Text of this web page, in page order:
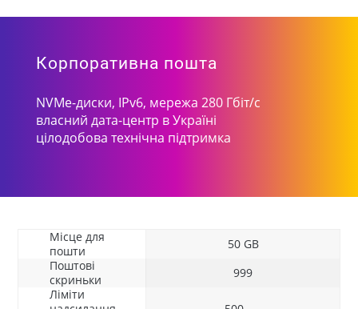
Корпоративна пошта
NVMe-диски, IPv6, мережа 280 Гбіт/с
власний дата-центр в Україні
цілодобова технічна підтримка
Місце для
пошти
Поштові
скриньки
Ліміти
50 GB
999